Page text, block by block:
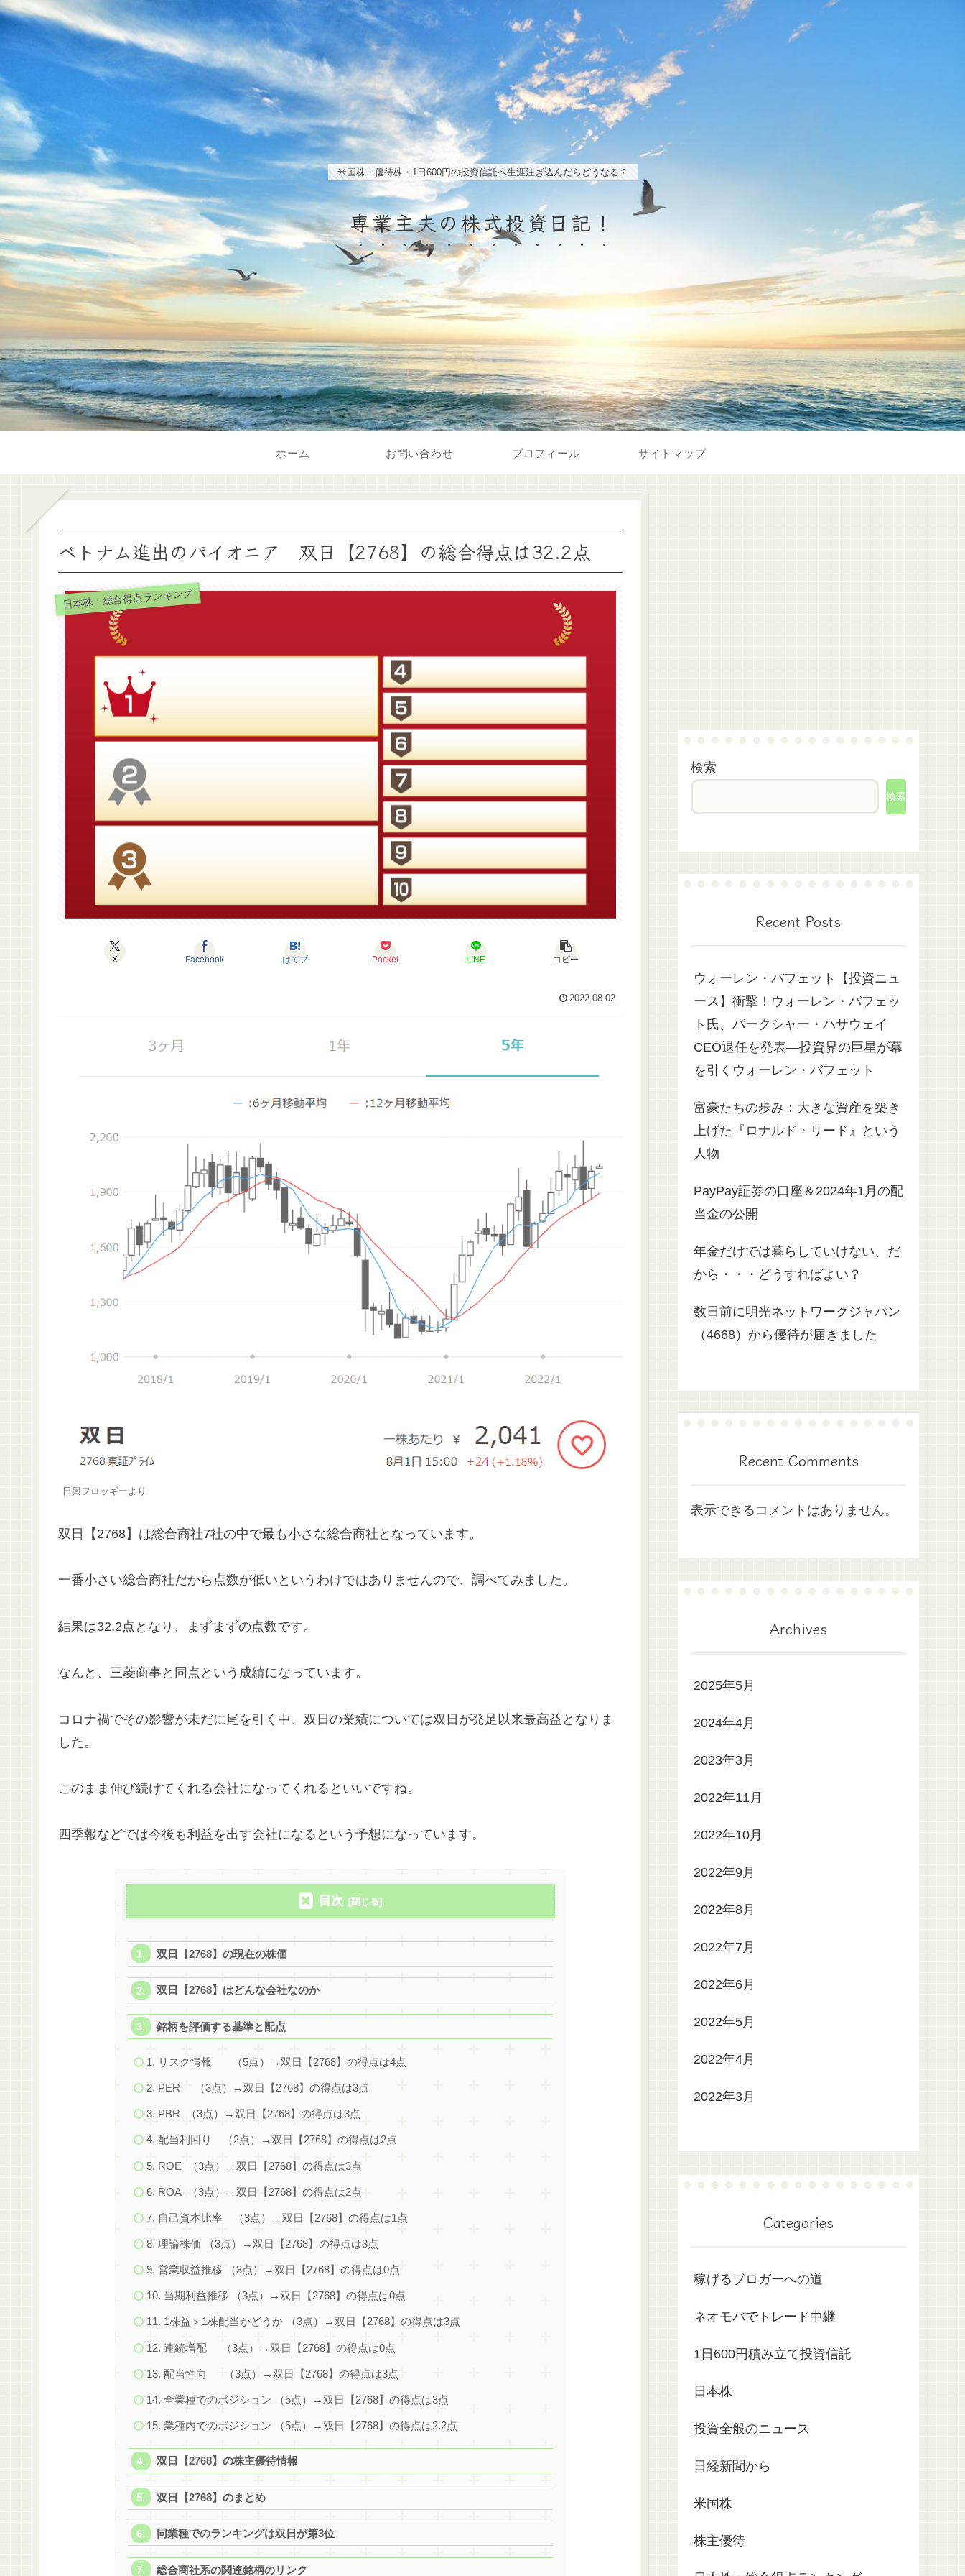
米国株・優待株・1日600円の投資信託へ生涯注ぎ込んだらどうなる？
専業主夫の株式投資日記！
ホーム お問い合わせ プロフィール サイトマップ
ベトナム進出のパイオニア 双日【2768】の総合得点は32.2点
日本株：総合得点ランキング
X Facebook はてブ Pocket LINE コピー
2022.08.02
日興フロッギーより
双日【2768】は総合商社7社の中で最も小さな総合商社となっています。
一番小さい総合商社だから点数が低いというわけではありませんので、調べてみました。
結果は32.2点となり、まずまずの点数です。
なんと、三菱商事と同点という成績になっています。
コロナ禍でその影響が未だに尾を引く中、双日の業績については双日が発足以来最高益となりま
した。
このまま伸び続けてくれる会社になってくれるといいですね。
四季報などでは今後も利益を出す会社になるという予想になっています。
目次
双日【2768】の現在の株価
双日【2768】はどんな会社なのか
銘柄を評価する基準と配点
1. リスク情報 （5点）→双日【2768】の得点は4点
2. PER （3点）→双日【2768】の得点は3点
3. PBR （3点）→双日【2768】の得点は3点
4. 配当利回り （2点）→双日【2768】の得点は2点
5. ROE （3点）→双日【2768】の得点は3点
6. ROA （3点）→双日【2768】の得点は2点
7. 自己資本比率 （3点）→双日【2768】の得点は1点
8. 理論株価 （3点）→双日【2768】の得点は3点
9. 営業収益推移 （3点）→双日【2768】の得点は0点
10. 当期利益推移 （3点）→双日【2768】の得点は0点
11. 1株益＞1株配当かどうか （3点）→双日【2768】の得点は3点
12. 連続増配 （3点）→双日【2768】の得点は0点
13. 配当性向 （3点）→双日【2768】の得点は3点
14. 全業種でのポジション （5点）→双日【2768】の得点は3点
15. 業種内でのポジション （5点）→双日【2768】の得点は2.2点
双日【2768】の株主優待情報
双日【2768】のまとめ
同業種でのランキングは双日が第3位
総合商社系の関連銘柄のリンク
検索
検索
Recent Posts
ウォーレン・バフェット【投資ニュ
ース】衝撃！ウォーレン・バフェッ
ト氏、バークシャー・ハサウェイ
CEO退任を発表—投資界の巨星が幕
を引くウォーレン・バフェット
富豪たちの歩み：大きな資産を築き
上げた『ロナルド・リード』という
人物
PayPay証券の口座＆2024年1月の配
当金の公開
年金だけでは暮らしていけない、だ
から・・・どうすればよい？
数日前に明光ネットワークジャパン
（4668）から優待が届きました
Recent Comments
表示できるコメントはありません。
Archives
2025年5月
2024年4月
2023年3月
2022年11月
2022年10月
2022年9月
2022年8月
2022年7月
2022年6月
2022年5月
2022年4月
2022年3月
Categories
稼げるブロガーへの道
ネオモバでトレード中継
1日600円積み立て投資信託
日本株
投資全般のニュース
日経新聞から
米国株
株主優待